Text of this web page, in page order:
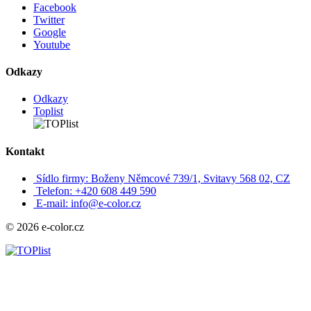
Facebook
Twitter
Google
Youtube
Odkazy
Odkazy
Toplist
Kontakt
Sídlo firmy: Boženy Němcové 739/1, Svitavy 568 02, CZ
Telefon: +420 608 449 590
E-mail: info@e-color.cz
© 2026 e-color.cz